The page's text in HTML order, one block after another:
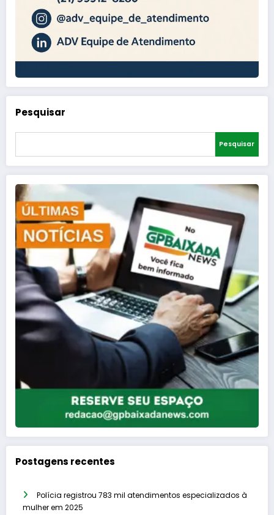
Pesquisar
Pesquisar
Postagens recentes
Polícia registrou 783 mil atendimentos especializados à
mulher em 2025